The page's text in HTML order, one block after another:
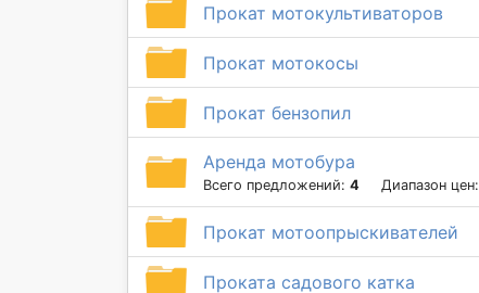
Прокат мотокультиваторов
Прокат мотокосы
Прокат бензопил
Аренда мотобура
Всего предложений: 4 Диапазон цен:
Прокат мотоопрыскивателей
Проката садового катка